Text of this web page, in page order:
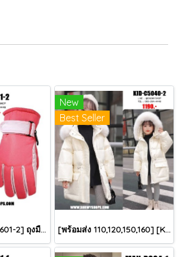
[พร้อมส่ง] [KID-G601-2] ถุงมือกันหนาวเด็กสีชมพูเข้ม ซับขนด้านใน ใส่กันหนาวเล่นหิมะได้ (เหมาะสำหรับเด็ก 3-5ขวบ)
New
Best Seller
[พร้อมส่ง 110,120,150,160] [KID-C5040-2] เสื้อโค้ทกันหนาวเด็กขนเป็ดสีขาว แขนยาว มีกระเป๋าสองข้าง แบบซิปด้านหน้า หมวกฮู้ดติดเฟอร์ฟรุ้งฟริ้งใส่ติดลบกันหนาว เล่นหิมะได้ค่ะ